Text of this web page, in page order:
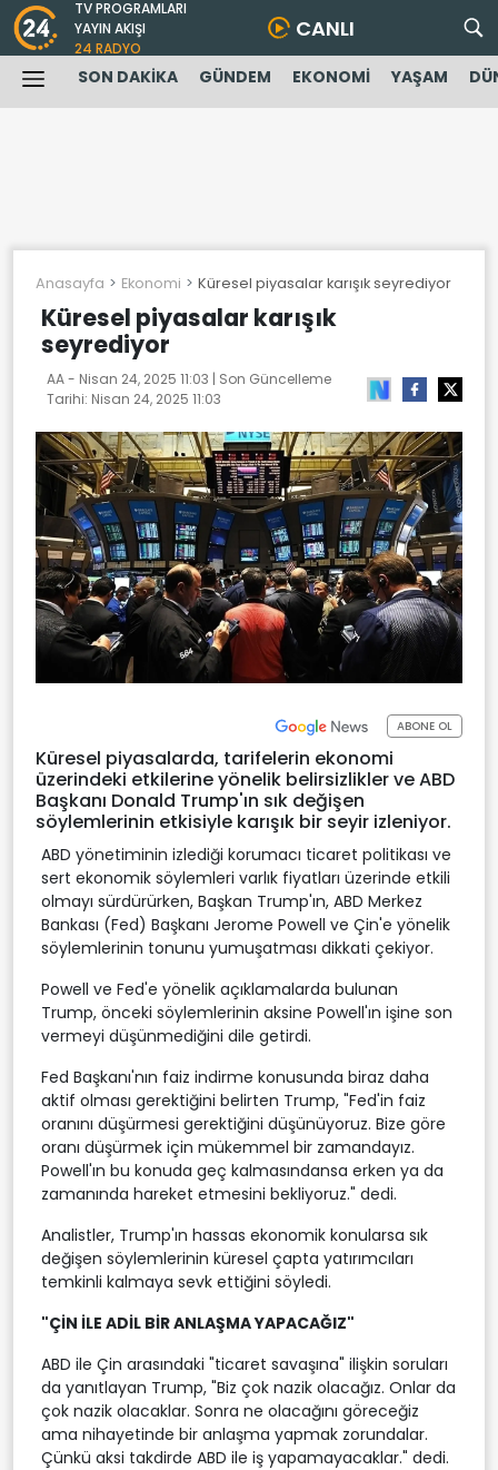
TV PROGRAMLARI
YAYIN AKIŞI
24 RADYO
CANLI
SON DAKİKA GÜNDEM EKONOMİ YAŞAM
Anasayfa Ekonomi Küresel piyasalar karışık seyrediyor
Küresel piyasalar karışık
seyrediyor
AA - Nisan 24, 2025 11:03 | Son Güncelleme
Tarihi: Nisan 24, 2025 11:03
ABONE OL
Küresel piyasalarda, tarifelerin ekonomi
üzerindeki etkilerine yönelik belirsizlikler ve ABD
Başkanı Donald Trump'ın sık değişen
söylemlerinin etkisiyle karışık bir seyir izleniyor.
ABD yönetiminin izlediği korumacı ticaret politikası ve
sert ekonomik söylemleri varlık fiyatları üzerinde etkili
olmayı sürdürürken, Başkan Trump'ın, ABD Merkez
Bankası (Fed) Başkanı Jerome Powell ve Çin'e yönelik
söylemlerinin tonunu yumuşatması dikkati çekiyor.
Powell ve Fed'e yönelik açıklamalarda bulunan
Trump, önceki söylemlerinin aksine Powell'ın işine son
vermeyi düşünmediğini dile getirdi.
Fed Başkanı'nın faiz indirme konusunda biraz daha
aktif olması gerektiğini belirten Trump, "Fed'in faiz
oranını düşürmesi gerektiğini düşünüyoruz. Bize göre
oranı düşürmek için mükemmel bir zamandayız.
Powell'ın bu konuda geç kalmasındansa erken ya da
zamanında hareket etmesini bekliyoruz." dedi.
Analistler, Trump'ın hassas ekonomik konularsa sık
değişen söylemlerinin küresel çapta yatırımcıları
temkinli kalmaya sevk ettiğini söyledi.
"ÇİN İLE ADİL BİR ANLAŞMA YAPACAĞIZ"
ABD ile Çin arasındaki "ticaret savaşına" ilişkin soruları
da yanıtlayan Trump, "Biz çok nazik olacağız. Onlar da
çok nazik olacaklar. Sonra ne olacağını göreceğiz
ama nihayetinde bir anlaşma yapmak zorundalar.
Çünkü aksi takdirde ABD ile iş yapamayacaklar." dedi.